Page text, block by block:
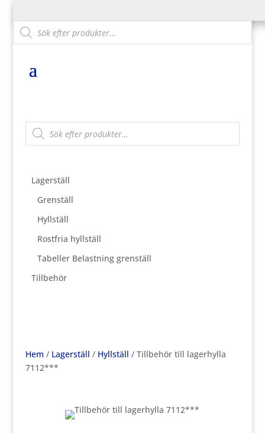
Products
search
Products
search
Lagerställ
Grenställ
Hyllställ
Rostfria hyllställ
Tabeller Belastning grenställ
Tillbehör
Hem / Lagerställ / Hyllställ / Tillbehör till lagerhylla
7112***